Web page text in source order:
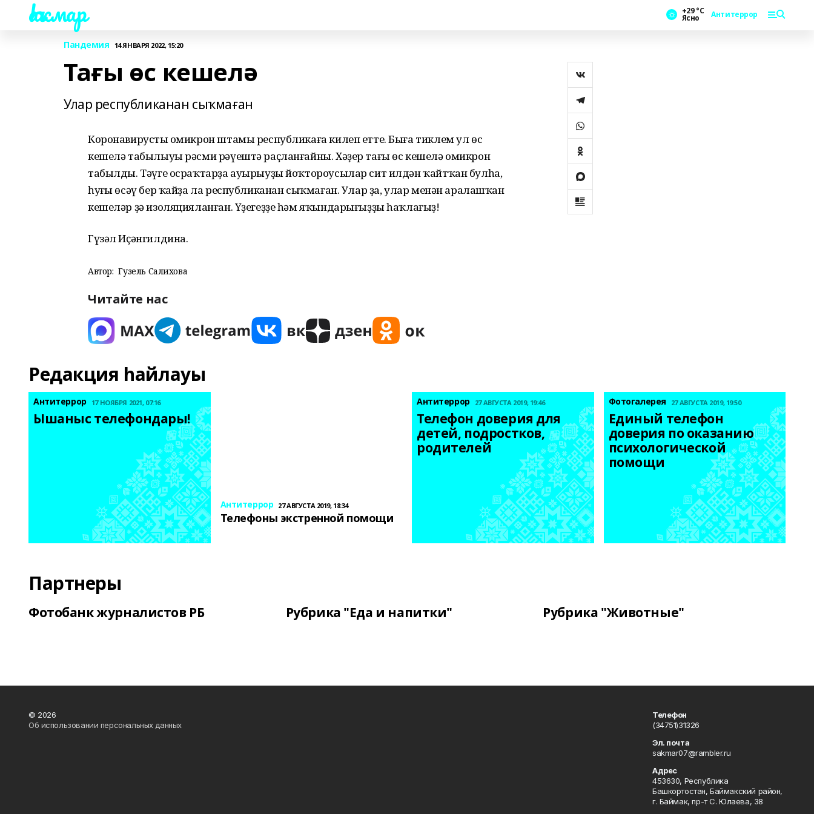
Һаҡмар +29 °С
Ясно Антитеррор
Пандемия 14 ЯНВАРЯ 2022, 15:20
Тағы өс кешелә
Улар республиканан сыҡмаған
Коронавирустың омикрон штамы республикаға килеп етте. Быға тиклем ул өс
кешелә табылыуы рәсми рәүештә раҫланғайны. Хәҙер тағы өс кешелә омикрон
табылды. Тәүге осраҡтарҙа ауырыуҙы йоҡтороусылар сит илдән ҡайтҡан булһа,
һуңғы өсәү бер ҡайҙа ла республиканан сыҡмаған. Улар ҙа, улар менән аралашҡан
кешеләр ҙә изоляцияланған. Үҙегеҙҙе һәм яҡындарығыҙҙы һаҡлағыҙ!
Гүзәл Иҫәнгилдина.
Автор: Гузель Салихова
Читайте нас
Редакция һайлауы
Антитеррор 17 НОЯБРЯ 2021, 07:16
Ышаныс телефондары!
Антитеррор 27 АВГУСТА 2019, 18:34
Телефоны экстренной помощи
Антитеррор 27 АВГУСТА 2019, 19:46
Телефон доверия для
детей, подростков,
родителей
Фотогалерея 27 АВГУСТА 2019, 19:50
Единый телефон
доверия по оказанию
психологической
помощи
Партнеры
Фотобанк журналистов РБ Рубрика "Еда и напитки" Рубрика "Животные"
© 2026
Об использовании персональных данных
Телефон
(34751)31326
Эл. почта
sakmar07@rambler.ru
Адрес
453630, Республика
Башкортостан, Баймакский район,
г. Баймак, пр-т С. Юлаева, 38